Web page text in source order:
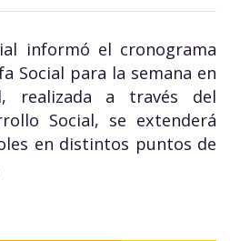
informó el cronograma
Social para la semana en
realizada a través del
Social, se extenderá
en distintos puntos de